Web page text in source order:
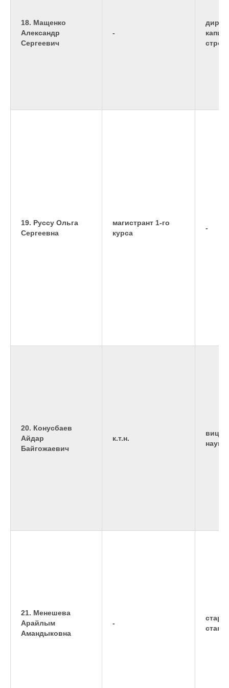
18. Мащенко
Александр
Сергеевич
-
19. Руссу Ольга
Сергеевна
магистрант 1-го
курса
-
20. Конусбаев
Айдар
Байгожаевич
к.т.н.
вице-
21. Менешева
Арайлым
Амандыковна
-